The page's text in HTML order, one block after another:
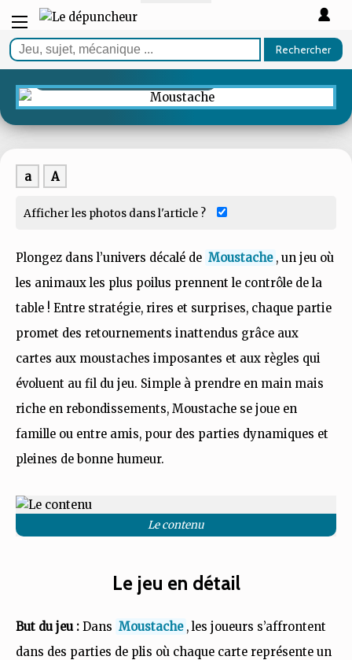
Rechercher
Moustache
a A
Afficher les photos dans l'article ?
Plongez dans l’univers décalé de Moustache , un jeu où
les animaux les plus poilus prennent le contrôle de la
table ! Entre stratégie, rires et surprises, chaque partie
promet des retournements inattendus grâce aux
cartes aux moustaches imposantes et aux règles qui
évoluent au fil du jeu. Simple à prendre en main mais
riche en rebondissements, Moustache se joue en
famille ou entre amis, pour des parties dynamiques et
pleines de bonne humeur.
Le contenu
Le jeu en détail
But du jeu : Dans Moustache , les joueurs s’affrontent
dans des parties de plis où chaque carte représente un